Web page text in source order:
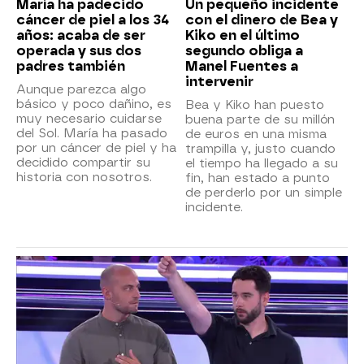
María ha padecido
cáncer de piel a los 34
años: acaba de ser
operada y sus dos
padres también
Aunque parezca algo
básico y poco dañino, es
muy necesario cuidarse
del Sol. María ha pasado
por un cáncer de piel y ha
decidido compartir su
historia con nosotros.
Un pequeño incidente
con el dinero de Bea y
Kiko en el último
segundo obliga a
Manel Fuentes a
intervenir
Bea y Kiko han puesto
buena parte de su millón
de euros en una misma
trampilla y, justo cuando
el tiempo ha llegado a su
fin, han estado a punto
de perderlo por un simple
incidente.